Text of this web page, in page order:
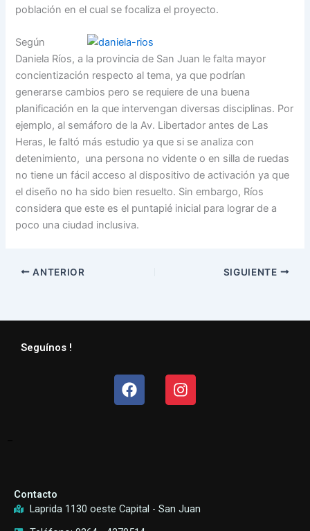
población en el cual se focaliza el proyecto.
Según
Daniela Ríos, a la provincia de San Juan le falta mayor
concientización respecto al tema, ya que podrían
generarse cambios pero se requiere de una buena
planificación en la que intervengan diversas disciplinas. Por
ejemplo, al semáforo de la Av. Libertador antes de Las
Heras, le faltó más estudio ya que si se analiza con
detenimiento, una persona no vidente o en silla de ruedas
no tiene un fácil acceso al dispositivo de activación ya que
el diseño no ha sido bien resuelto. Sin embargo, Ríos
considera que este es el puntapié inicial para lograr de a
poco una ciudad inclusiva.
ANTERIOR SIGUIENTE
Seguínos !
Contacto
Laprida 1130 oeste Capital - San Juan